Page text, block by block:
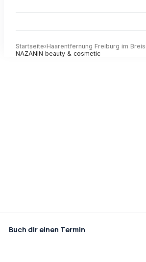
Startseite›Haarentfernung Freiburg im
NAZANIN beauty & cosmetic
Buch dir einen Termin